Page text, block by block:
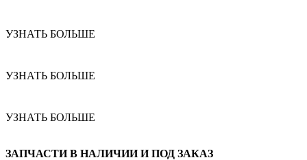
УЗНАТЬ БОЛЬШЕ
УЗНАТЬ БОЛЬШЕ
УЗНАТЬ БОЛЬШЕ
ЗАПЧАСТИ В НАЛИЧИИ И ПОД ЗАКАЗ